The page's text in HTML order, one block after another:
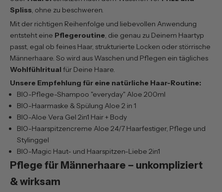
Spliss, ohne zu beschweren.
Mit der richtigen Reihenfolge und liebevollen Anwendung
entsteht eine Pflegeroutine , die genau zu Deinem Haartyp
passt, egal ob feines Haar, strukturierte Locken oder störrische
Männerhaare. So wird aus Waschen und Pflegen ein tägliches
Wohlfühlritual für Deine Haare.
Unsere Empfehlung für eine natürliche Haar-Routine:
BIO-Pflege-Shampoo "everyday" Aloe 200ml
BIO-Haarmaske & Spülung Aloe 2 in 1
BIO-Aloe Vera Gel 2in1 Hair + Body
BIO-Haarspitzencreme Aloe 24/7 Haarfestiger, Pflege und
Stylinggel
BIO-Magic Haut- und Haarspitzen-Liebe 2in1
Pflege für Männerhaare – unkompliziert
& wirksam